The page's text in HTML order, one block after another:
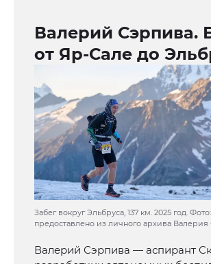
Валерий Сэрпива.
от Яр-Сале до
Забег вокруг Эльбруса, 137 км. 2025 год. Фото:
предоставлено из личного архива
Валерий Сэрпива — аспирант